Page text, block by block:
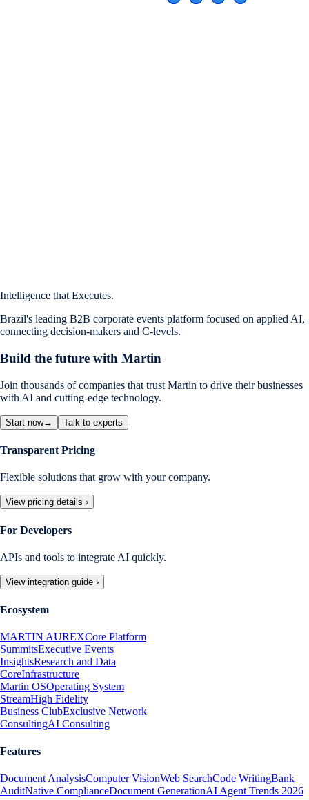
Intelligence that Executes.
Brazil's leading B2B corporate events platform focused on applied AI,
connecting decision-makers and C-levels.
Build the future with Martin
Join thousands of companies that trust Martin to drive their businesses
with AI and cutting-edge technology.
Start now→ Talk to experts
Transparent Pricing
Flexible solutions that grow with your company.
View pricing details ›
For Developers
APIs and tools to integrate AI quickly.
View integration guide ›
Ecosystem
MARTIN AUREXCore Platform
SummitsExecutive Events
InsightsResearch and Data
CoreInfrastructure
Martin OSOperating System
StreamHigh Fidelity
Business ClubExclusive Network
ConsultingAI Consulting
Features
Document AnalysisComputer VisionWeb SearchCode WritingBank
AuditNative ComplianceDocument GenerationAI Agent Trends 2026